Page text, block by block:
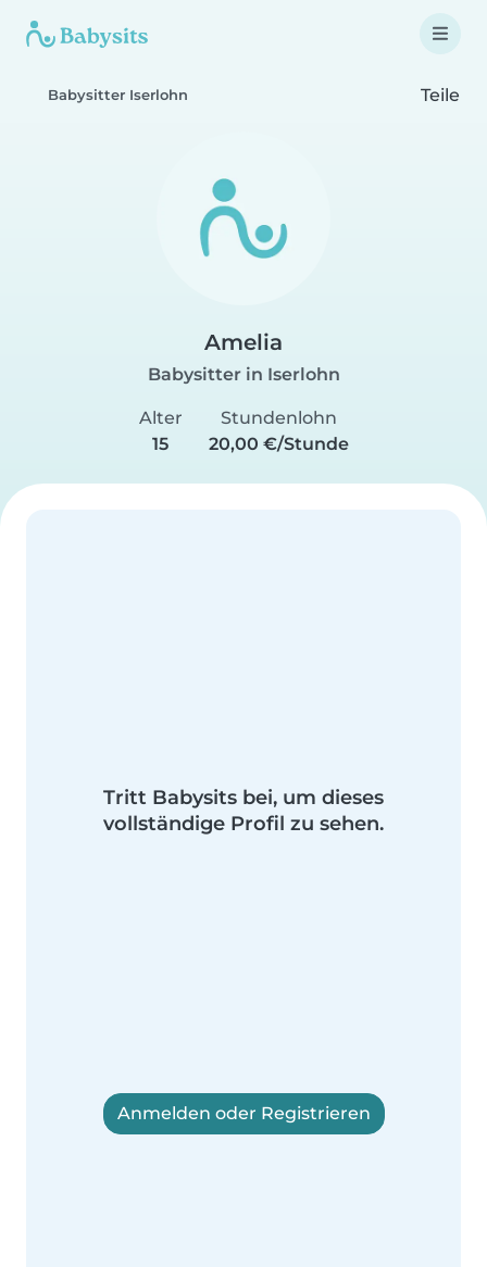
Babysitter Iserlohn Teile
Amelia
Babysitter in Iserlohn
Alter
15
Stundenlohn
20,00 €/Stunde
Tritt Babysits bei, um dieses
vollständige Profil zu sehen.
Anmelden oder Registrieren